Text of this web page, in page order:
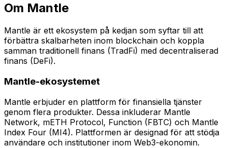
Om Mantle
Mantle är ett ekosystem på kedjan som syftar till att
förbättra skalbarheten inom blockchain och koppla
samman traditionell finans (TradFi) med decentraliserad
finans (DeFi).
Mantle-ekosystemet
Mantle erbjuder en plattform för finansiella tjänster
genom flera produkter. Dessa inkluderar Mantle
Network, mETH Protocol, Function (FBTC) och Mantle
Index Four (MI4). Plattformen är designad för att stödja
användare och institutioner inom Web3-ekonomin.